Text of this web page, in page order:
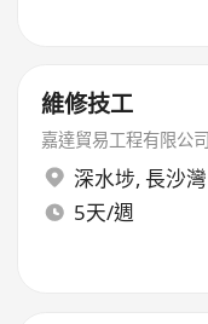
維修技工
嘉達貿易工程有限公司
深水埗, 長沙灣
5天/週